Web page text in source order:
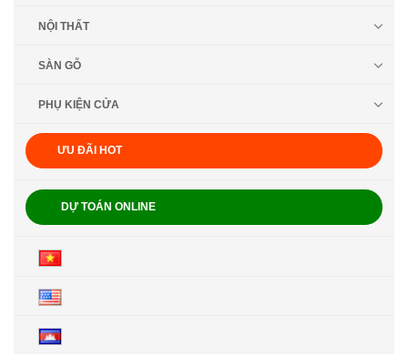
NỘI THẤT
SÀN GỖ
PHỤ KIỆN CỬA
ƯU ĐÃI HOT
DỰ TOÁN ONLINE